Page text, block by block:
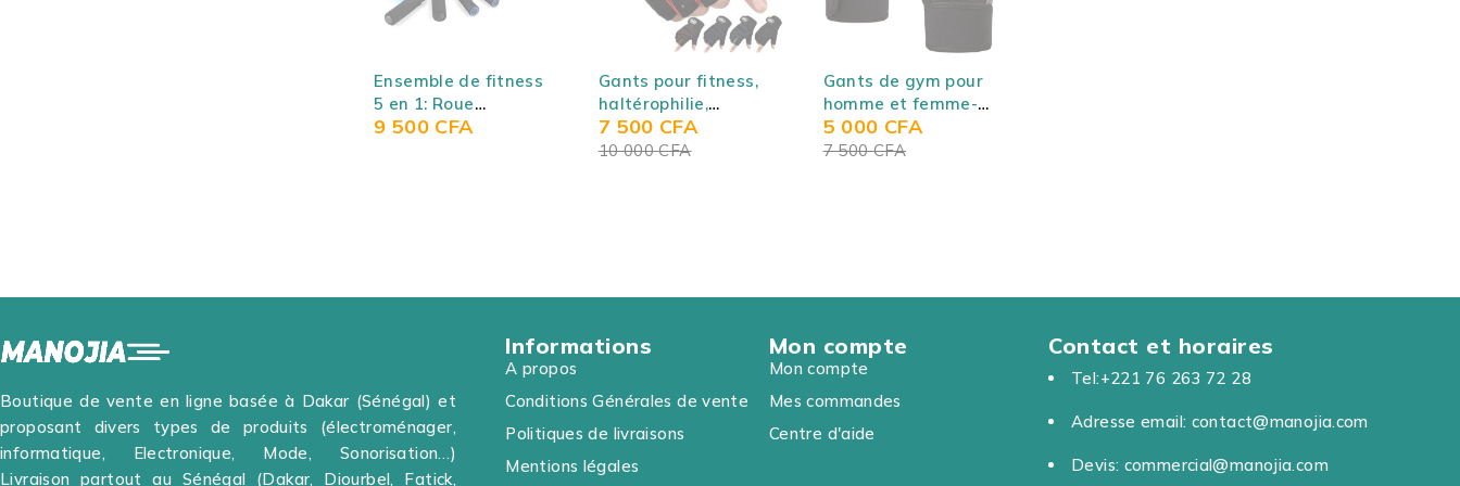
Ensemble de fitness
5 en 1: Roue
Abdominale (ab
9 500 CFA
Gants pour fitness,
haltérophilie,
cyclisme et sport de
plein air - gant à
10 000CFA
7 500 CFA
Gants de gym pour
homme et femme-
Gants
d'haltérophilie -
7 500CFA
5 000 CFA
Boutique de vente en ligne basée à Dakar (Sénégal) et
proposant divers types de produits (électroménager,
informatique, Electronique, Mode, Sonorisation…)
Livraison partout au Sénégal (Dakar, Diourbel, Fatick,
Informations
A propos
Conditions Générales de vente
Politiques de livraisons
Mentions légales
Mon compte
Mon compte
Mes commandes
Centre d'aide
Contact et horaires
Tel:+221 76 263 72 28
Adresse email: contact@manojia.com
Devis: commercial@manojia.com